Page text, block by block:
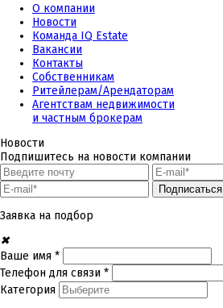
О компании
Новости
Команда IQ Estate
Вакансии
Контакты
Собственникам
Ритейлерам/Арендаторам
Агентствам недвижимости
и частным брокерам
Новости
Подпишитесь на новости компании
Подписаться
Заявка на подбор
✖
Ваше имя *
Телефон для связи *
Категория